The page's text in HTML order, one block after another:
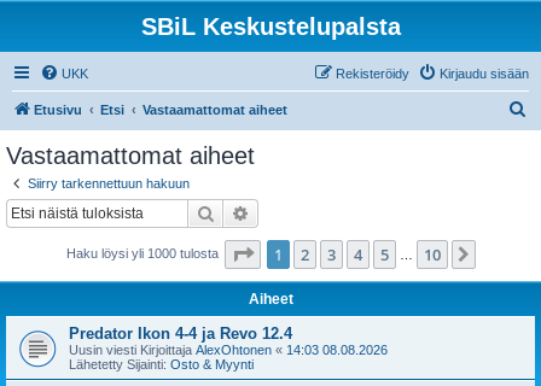
SBiL Keskustelupalsta
UKK Kirjaudu sisään
Rekisteröidy
Etusivu Etsi Vastaamattomat aiheet
Vastaamattomat aiheet
Siirry tarkennettuun hakuun
Etsi
Haku löysi yli 1000 tulosta Sivu /10
1 2 3 4 5 10
Aiheet
Predator Ikon 4-4 ja Revo 12.4
Uusin viesti Kirjoittaja AlexOhtonen « 14:03 08.08.2026
Lähetetty Sijainti: Osto & Myynti